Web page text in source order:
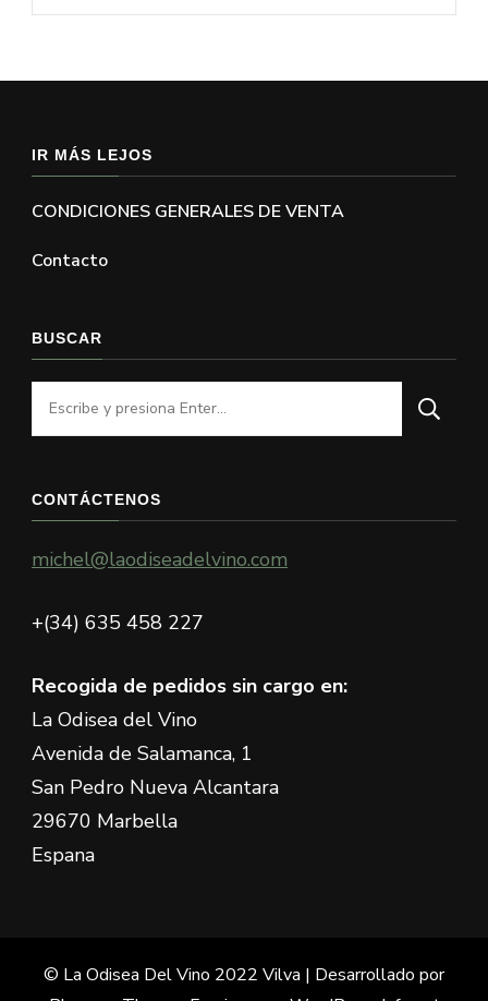
IR MÁS LEJOS
CONDICIONES GENERALES DE VENTA
Contacto
BUSCAR
¿Buscas
algo?
CONTÁCTENOS
michel@laodiseadelvino.com
+(34) 635 458 227
Recogida de pedidos sin cargo en:
La Odisea del Vino
Avenida de Salamanca, 1
San Pedro Nueva Alcantara
29670 Marbella
Espana
© La Odisea Del Vino 2022 Vilva | Desarrollado por